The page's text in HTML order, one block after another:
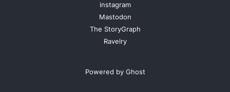
instagram
Mastodon
The StoryGraph
Ravelry
Powered by Ghost